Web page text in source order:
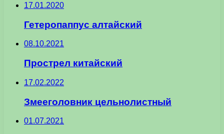
17.01.2020
Гетеропаппус алтайский
08.10.2021
Прострел китайский
17.02.2022
Змееголовник цельнолистный
01.07.2021